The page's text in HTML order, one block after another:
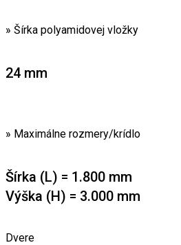
» Šírka polyamidovej vložky
24 mm
» Maximálne rozmery/krídlo
Šírka (L) = 1.800 mm
Výška (H) = 3.000 mm
Dvere